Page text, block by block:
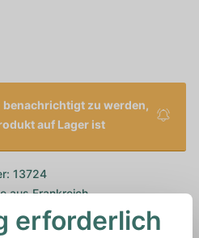
benachrichtigt zu werden,
auf Lager ist
13724
ausFrankreich
erforderlich